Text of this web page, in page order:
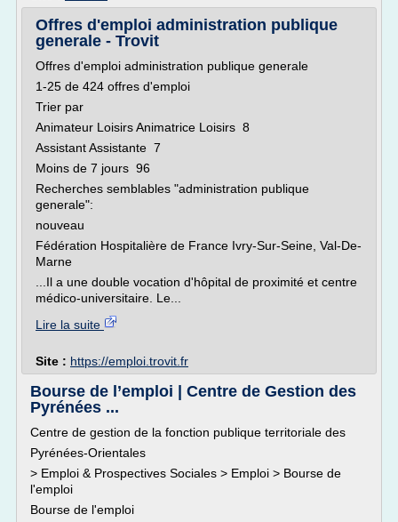
Offres d'emploi administration publique
generale - Trovit
Offres d'emploi administration publique generale
1-25 de 424 offres d'emploi
Trier par
Animateur Loisirs Animatrice Loisirs 8
Assistant Assistante 7
Moins de 7 jours 96
Recherches semblables "administration publique
generale":
nouveau
Fédération Hospitalière de France Ivry-Sur-Seine, Val-De-
Marne
...Il a une double vocation d'hôpital de proximité et centre
médico-universitaire. Le...
Lire la suite
Site : https://emploi.trovit.fr
Bourse de l’emploi | Centre de Gestion des
Pyrénées ...
Centre de gestion de la fonction publique territoriale des
Pyrénées-Orientales
> Emploi & Prospectives Sociales > Emploi > Bourse de
l'emploi
Bourse de l'emploi